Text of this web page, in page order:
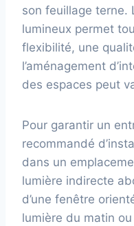
son feuillage terne.
lumineux permet
flexibilité, une
l’aménagement
des espaces peut
Pour garantir un
recommandé
dans un
lumière indirecte
d’une fenêtre
lumière du matin